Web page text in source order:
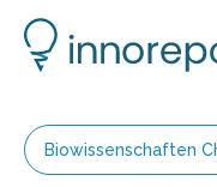
Biowissenschaften